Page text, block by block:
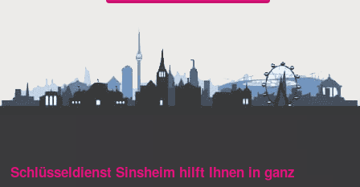
Schlüsseldienst Sinsheim hilft Ihnen in ganz